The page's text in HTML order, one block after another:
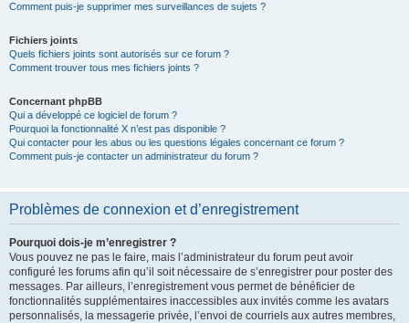
Comment puis-je supprimer mes surveillances de sujets ?
Fichiers joints
Quels fichiers joints sont autorisés sur ce forum ?
Comment trouver tous mes fichiers joints ?
Concernant phpBB
Qui a développé ce logiciel de forum ?
Pourquoi la fonctionnalité X n’est pas disponible ?
Qui contacter pour les abus ou les questions légales concernant ce forum ?
Comment puis-je contacter un administrateur du forum ?
Problèmes de connexion et d’enregistrement
Pourquoi dois-je m’enregistrer ?
Vous pouvez ne pas le faire, mais l’administrateur du forum peut avoir
configuré les forums afin qu’il soit nécessaire de s’enregistrer pour poster des
messages. Par ailleurs, l’enregistrement vous permet de bénéficier de
fonctionnalités supplémentaires inaccessibles aux invités comme les avatars
personnalisés, la messagerie privée, l’envoi de courriels aux autres membres,